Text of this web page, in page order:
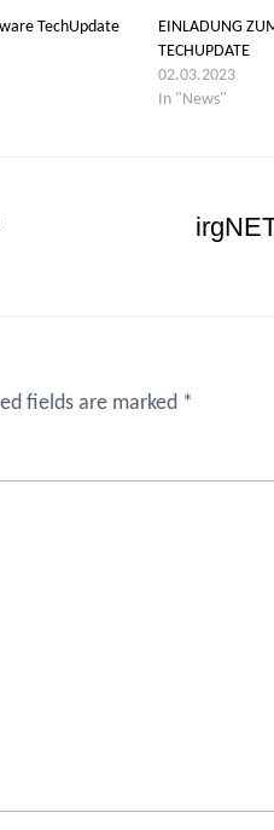
TechUpdate
EINLADUNG
TECHUPDATE
02.03.2023
In "News"
fields are marked *